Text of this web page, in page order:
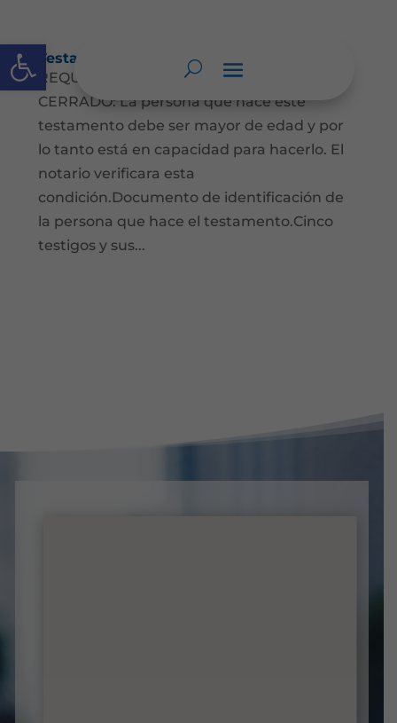
Abrir barra de herramientas
Testamento Cerrado
REQUISITOS PARA EL TESTAMENTO
CERRADO: La persona que hace este
testamento debe ser mayor de edad y por
lo tanto está en capacidad para hacerlo. El
notario verificara esta
condición.Documento de identificación de
la persona que hace el testamento.Cinco
testigos y sus...